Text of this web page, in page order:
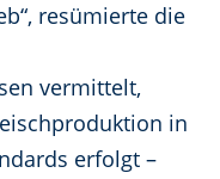
resümierte die
vermittelt,
in
erfolgt –